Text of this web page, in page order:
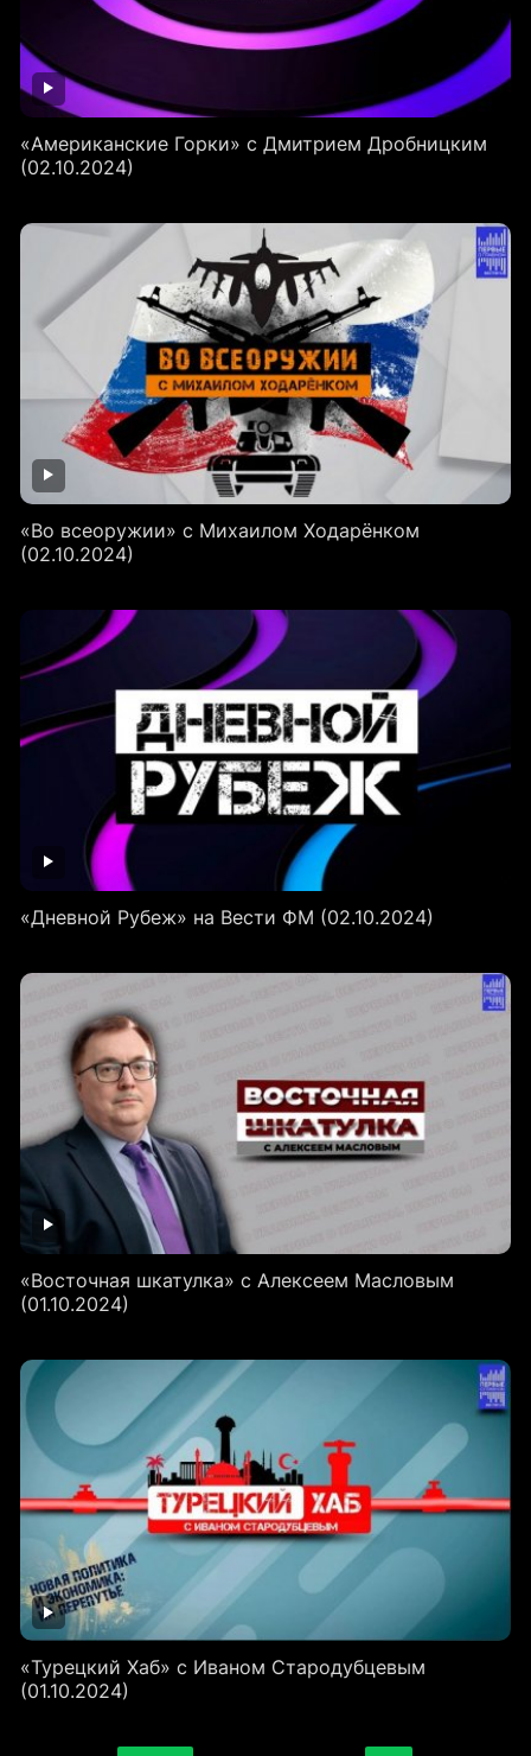
«Американские Горки» с Дмитрием Дробницким
(02.10.2024)
«Во всеоружии» с Михаилом Ходарёнком
(02.10.2024)
«Дневной Рубеж» на Вести ФМ (02.10.2024)
«Восточная шкатулка» с Алексеем Масловым
(01.10.2024)
«Турецкий Хаб» с Иваном Стародубцевым
(01.10.2024)